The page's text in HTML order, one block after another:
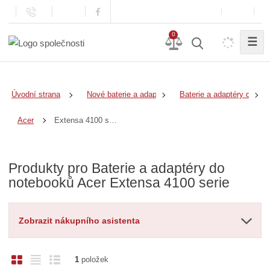
0
☰
Úvodní strana Nové baterie a adaptéry Baterie a adaptéry do
Acer
Produkty pro Baterie a adaptéry do
notebooků Acer Extensa 4100 serie
Zobrazit nákupního asistenta
O
Ř
1položek